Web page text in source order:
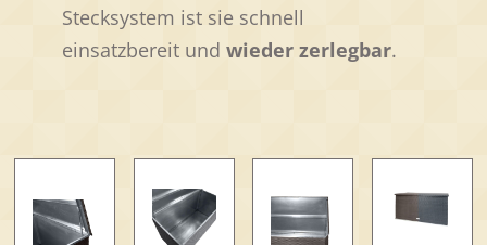
Stecksystem ist sie schnell
einsatzbereit undwieder zerlegbar.